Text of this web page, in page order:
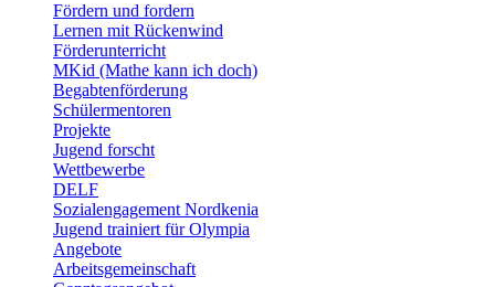
Fördern und fordern
Lernen mit Rückenwind
Förderunterricht
MKid (Mathe kann ich doch)
Begabtenförderung
Schülermentoren
Projekte
Jugend forscht
Wettbewerbe
DELF
Sozialengagement Nordkenia
Jugend trainiert für Olympia
Angebote
Arbeitsgemeinschaft